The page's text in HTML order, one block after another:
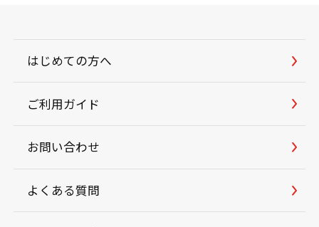
はじめての方へ
ご利用ガイド
お問い合わせ
よくある質問